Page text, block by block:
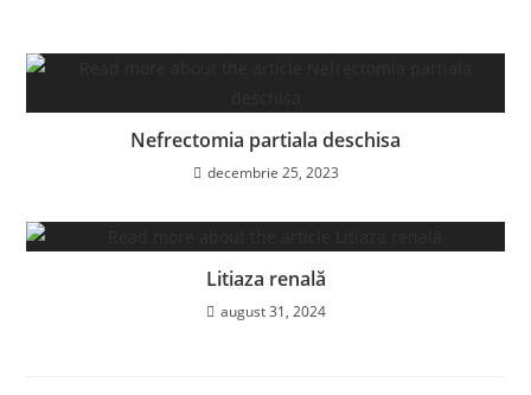
Nefrectomia partiala deschisa
decembrie 25, 2023
Litiaza renală
august 31, 2024